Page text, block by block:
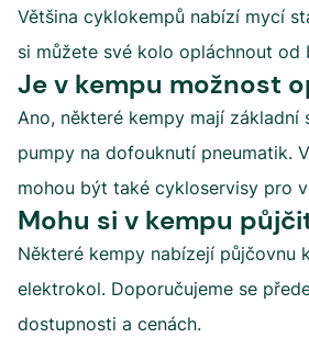
Většina cyklokempů nabízí mycí
si můžete své kolo opláchnout od
Je v kempu možnost
Ano, některé kempy mají základní
pumpy na dofouknutí pneumatik.
mohou být také cykloservisy pro
Mohu si v kempu
Některé kempy nabízejí půjčovnu
elektrokol. Doporučujeme se
dostupnosti a cenách.